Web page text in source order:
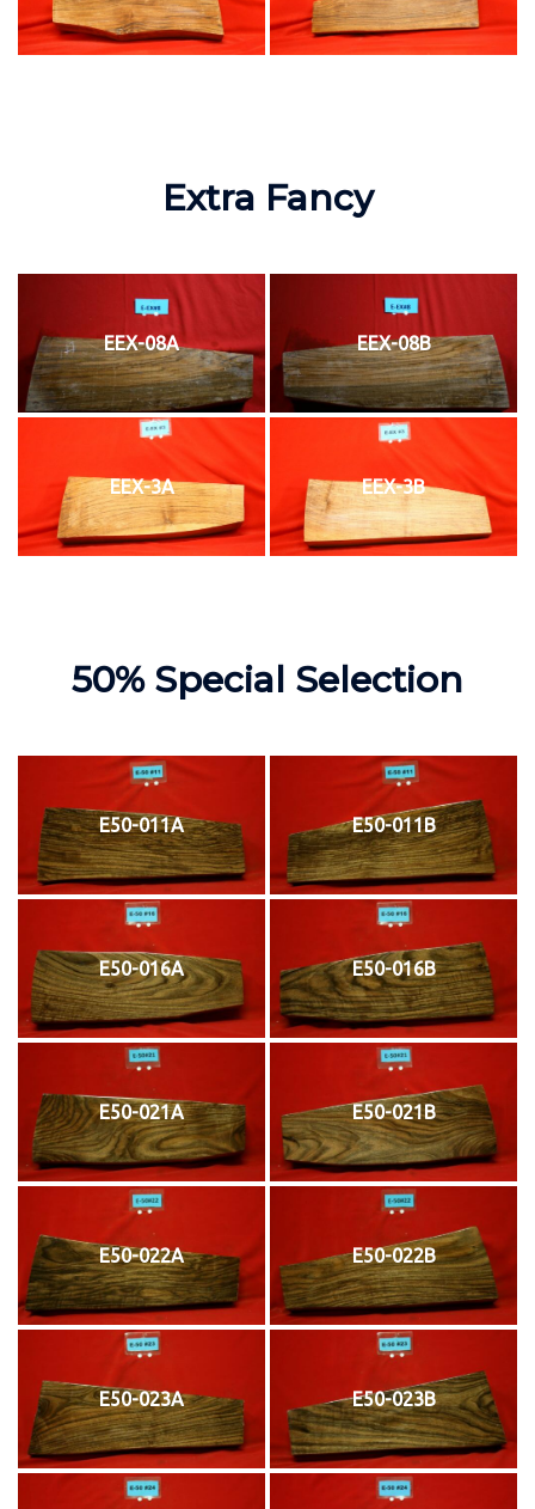
Extra Fancy
EEX-08A EEX-08B
EEX-3A EEX-3B
50% Special Selection
E50-011A E50-011B
E50-016A E50-016B
E50-021A E50-021B
E50-022A E50-022B
E50-023A E50-023B